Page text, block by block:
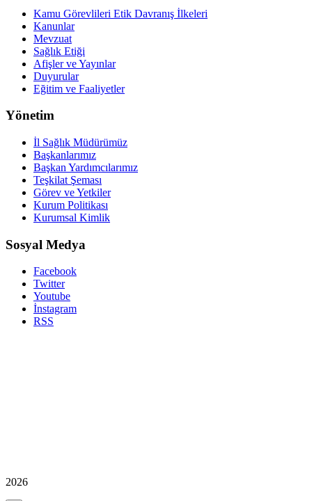
Kamu Görevlileri Etik Davranış İlkeleri
Kanunlar
Mevzuat
Sağlık Etiği
Afişler ve Yayınlar
Duyurular
Eğitim ve Faaliyetler
Yönetim
İl Sağlık Müdürümüz
Başkanlarımız
Başkan Yardımcılarımız
Teşkilat Şeması
Görev ve Yetkiler
Kurum Politikası
Kurumsal Kimlik
Sosyal Medya
Facebook
Twitter
Youtube
İnstagram
RSS
2026